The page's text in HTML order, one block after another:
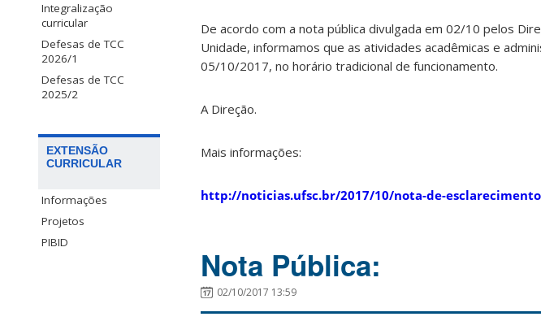
Integralização
curricular
Defesas de TCC
2026/1
Defesas de TCC
2025/2
EXTENSÃO
CURRICULAR
Informações
Projetos
PIBID
De acordo com a nota pública divulgada em 02/10 pelos
Unidade, informamos que as atividades acadêmicas e
05/10/2017, no horário tradicional de funcionamento.
A Direção.
Mais informações:
http://noticias.ufsc.br/2017/10/nota-de-
Nota Pública:
02/10/2017 13:59